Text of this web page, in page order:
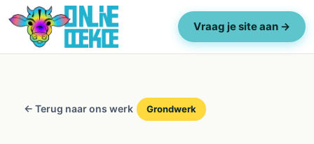
Vraag je site aan →
← Terug naar ons werk Grondwerk